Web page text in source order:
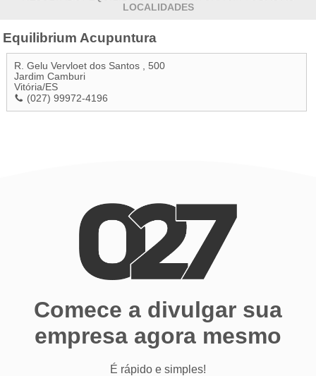
LOCALIDADES
Equilibrium Acupuntura
R. Gelu Vervloet dos Santos , 500
Jardim Camburi
Vitória/ES
(027) 99972-4196
Comece a divulgar sua
empresa agora mesmo
É rápido e simples!